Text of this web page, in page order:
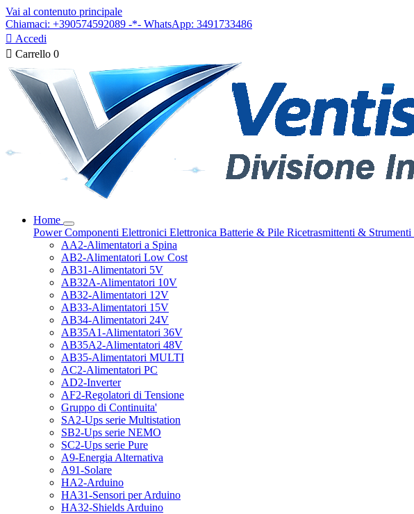
Vai al contenuto principale
Chiamaci: +390574592089 -*- WhatsApp: 3491733486
 Accedi
 Carrello 0
Home
PowerComponenti Elettronici Elettronica Batterie & Pile Ricetrasmittenti & Strumenti
AA2-Alimentatori a Spina
AB2-Alimentatori Low Cost
AB31-Alimentatori 5V
AB32A-Alimentatori 10V
AB32-Alimentatori 12V
AB33-Alimentatori 15V
AB34-Alimentatori 24V
AB35A1-Alimentatori 36V
AB35A2-Alimentatori 48V
AB35-Alimentatori MULTI
AC2-Alimentatori PC
AD2-Inverter
AF2-Regolatori di Tensione
Gruppo di Continuita'
SA2-Ups serie Multistation
SB2-Ups serie NEMO
SC2-Ups serie Pure
A9-Energia Alternativa
A91-Solare
HA2-Arduino
HA31-Sensori per Arduino
HA32-Shields Arduino